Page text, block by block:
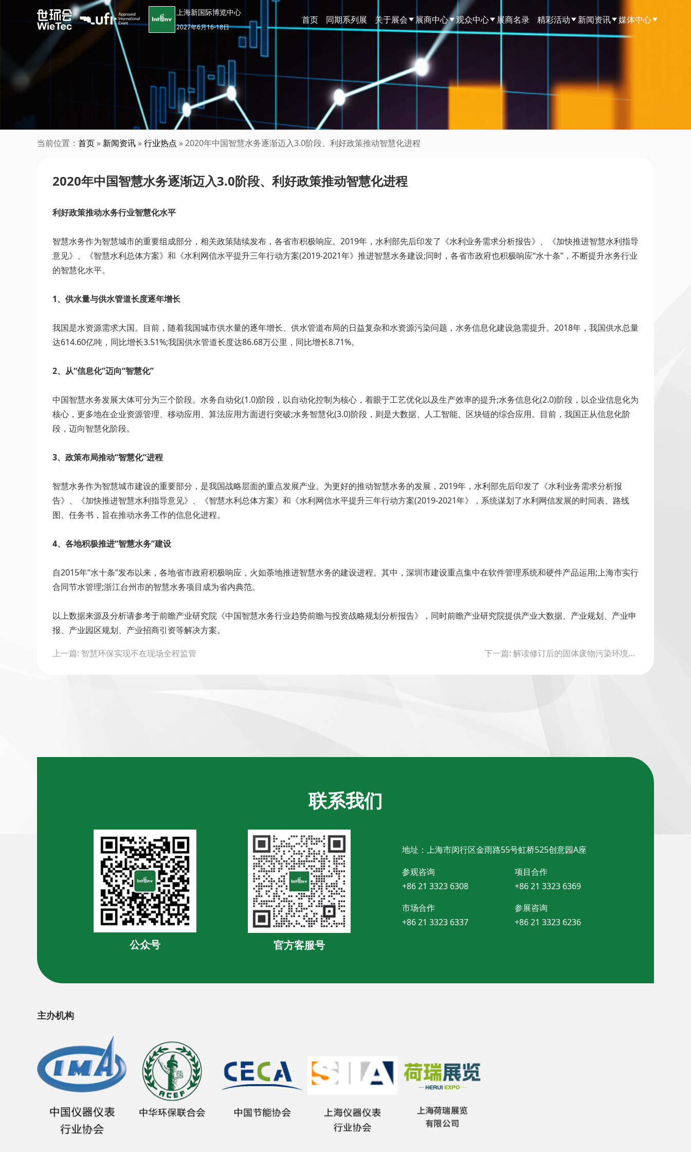
上海新国际博览中心
2027年6月16-18日
首页 同期系列展 关于展会 展商中心 观众中心 展商名录 精彩活动 新闻资讯 媒体中心
当前位置： 首页 » 新闻资讯 »行业热点 » 2020年中国智慧水务逐渐迈入3.0阶段、利好政策推动智慧化进程
2020年中国智慧水务逐渐迈入3.0阶段、利好政策推动智慧化进程
利好政策推动水务行业智慧化水平
智慧水务作为智慧城市的重要组成部分，相关政策陆续发布，各省市积极响应。2019年，水利部先后印发了《水利业务需求分析报告》、《加快推进智慧水利指导
意见》、《智慧水利总体方案》和《水利网信水平提升三年行动方案(2019-2021年》推进智慧水务建设;同时，各省市政府也积极响应“水十条”，不断提升水务行业
的智慧化水平。
1、供水量与供水管道长度逐年增长
我国是水资源需求大国。目前，随着我国城市供水量的逐年增长、供水管道布局的日益复杂和水资源污染问题，水务信息化建设急需提升。2018年，我国供水总量
达614.60亿吨，同比增长3.51%;我国供水管道长度达86.68万公里，同比增长8.71%。
2、从“信息化”迈向“智慧化”
中国智慧水务发展大体可分为三个阶段。水务自动化(1.0)阶段，以自动化控制为核心，着眼于工艺优化以及生产效率的提升;水务信息化(2.0)阶段，以企业信息化为
核心，更多地在企业资源管理、移动应用、算法应用方面进行突破;水务智慧化(3.0)阶段，则是大数据、人工智能、区块链的综合应用。目前，我国正从信息化阶
段，迈向智慧化阶段。
3、政策布局推动“智慧化”进程
智慧水务作为智慧城市建设的重要部分，是我国战略层面的重点发展产业。为更好的推动智慧水务的发展，2019年，水利部先后印发了《水利业务需求分析报
告》、《加快推进智慧水利指导意见》、《智慧水利总体方案》和《水利网信水平提升三年行动方案(2019-2021年》，系统谋划了水利网信发展的时间表、路线
图、任务书，旨在推动水务工作的信息化进程。
4、各地积极推进“智慧水务”建设
自2015年“水十条”发布以来，各地省市政府积极响应，火如荼地推进智慧水务的建设进程。其中，深圳市建设重点集中在软件管理系统和硬件产品运用;上海市实行
合同节水管理;浙江台州市的智慧水务项目成为省内典范。
以上数据来源及分析请参考于前瞻产业研究院《中国智慧水务行业趋势前瞻与投资战略规划分析报告》，同时前瞻产业研究院提供产业大数据、产业规划、产业申
报、产业园区规划、产业招商引资等解决方案。
navigation
上一篇: 智慧环保实现不在现场全程监管 下一篇: 解读修订后的固体废物污染环境防治法：用最严密法治保护生态环境
联系我们
公众号 官方客服号
地址：上海市闵行区金雨路55号虹桥525创意园A座
参观咨询
+86 21 3323 6308
项目合作
+86 21 3323 6369
市场合作
+86 21 3323 6337
参展咨询
+86 21 3323 6236
主办机构